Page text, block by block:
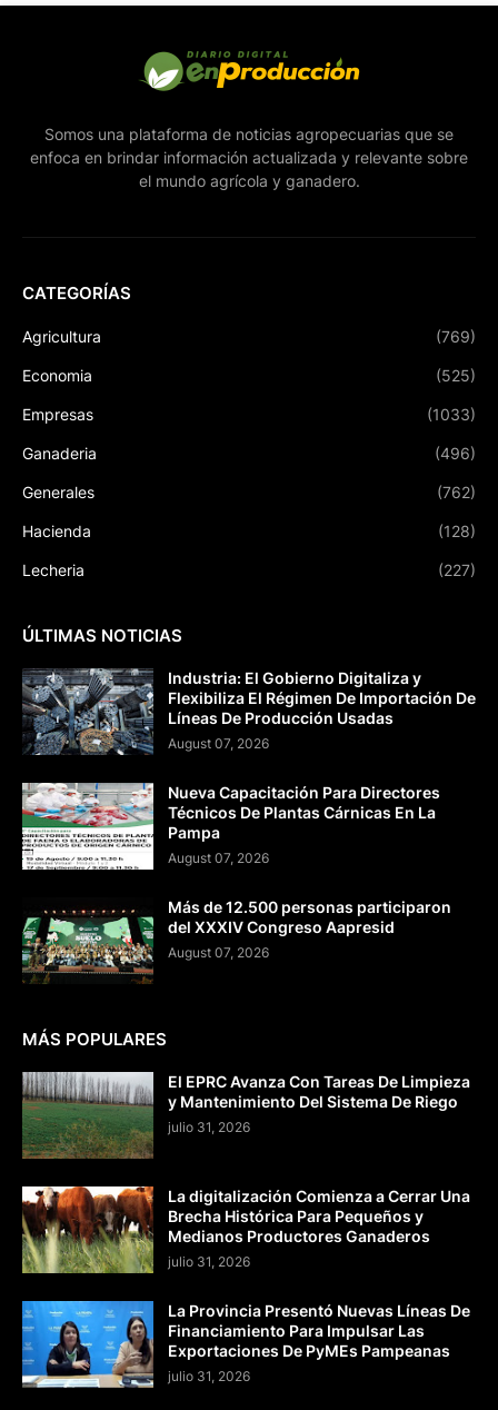
Somos una plataforma de noticias agropecuarias que se
enfoca en brindar información actualizada y relevante sobre
el mundo agrícola y ganadero.
CATEGORÍAS
Agricultura (769)
Economia (525)
Empresas (1033)
Ganaderia (496)
Generales (762)
Hacienda (128)
Lecheria (227)
ÚLTIMAS NOTICIAS
Industria: El Gobierno Digitaliza y
Flexibiliza El Régimen De Importación De
Líneas De Producción Usadas
August 07, 2026
Nueva Capacitación Para Directores
Técnicos De Plantas Cárnicas En La
Pampa
August 07, 2026
Más de 12.500 personas participaron
del XXXIV Congreso Aapresid
August 07, 2026
MÁS POPULARES
El EPRC Avanza Con Tareas De Limpieza
y Mantenimiento Del Sistema De Riego
julio 31, 2026
La digitalización Comienza a Cerrar Una
Brecha Histórica Para Pequeños y
Medianos Productores Ganaderos
julio 31, 2026
La Provincia Presentó Nuevas Líneas De
Financiamiento Para Impulsar Las
Exportaciones De PyMEs Pampeanas
julio 31, 2026